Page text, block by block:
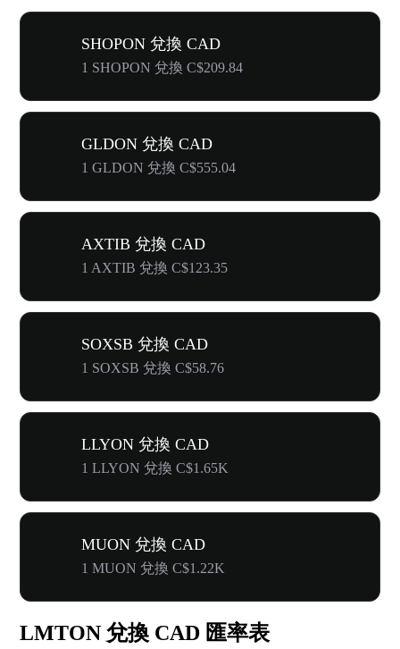
SHOPON 兌換 CAD
1 SHOPON 兌換 C$209.84
GLDON 兌換 CAD
1 GLDON 兌換 C$555.04
AXTIB 兌換 CAD
1 AXTIB 兌換 C$123.35
SOXSB 兌換 CAD
1 SOXSB 兌換 C$58.76
LLYON 兌換 CAD
1 LLYON 兌換 C$1.65K
MUON 兌換 CAD
1 MUON 兌換 C$1.22K
LMTON 兌換 CAD 匯率表